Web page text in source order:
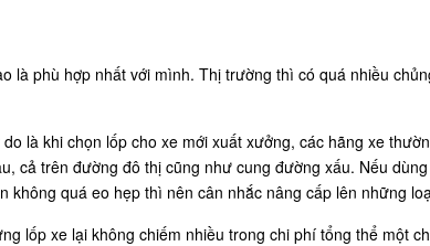
là phù hợp nhất với mình. Thị trường thì có quá nhiều
là khi chọn lốp cho xe mới xuất xưởng, các hãng xe
cả trên đường đô thị cũng như cung đường xấu. Nếu
quá eo hẹp thì nên cân nhắc nâng cấp lên những
lốp xe lại không chiếm nhiều trong chi phí tổng thể một